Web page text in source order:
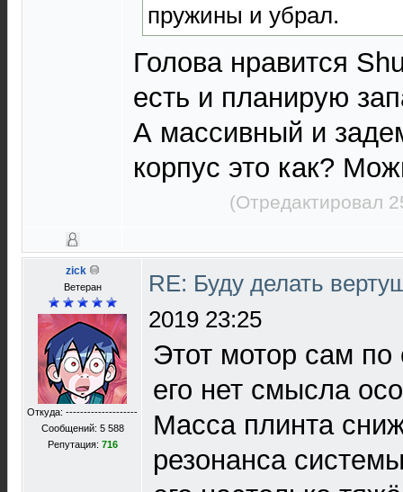
пружины и убрал.
Голова нравится
есть и планирую
А массивный и
корпус это как?
(Отредактировал
zick
Ветеран
Откуда: --------------------
Сообщений: 5 588
Репутация: 716
RE: Буду делать
2019 23:25
Этот мотор сам по
его нет смысла
Масса плинта
резонанса